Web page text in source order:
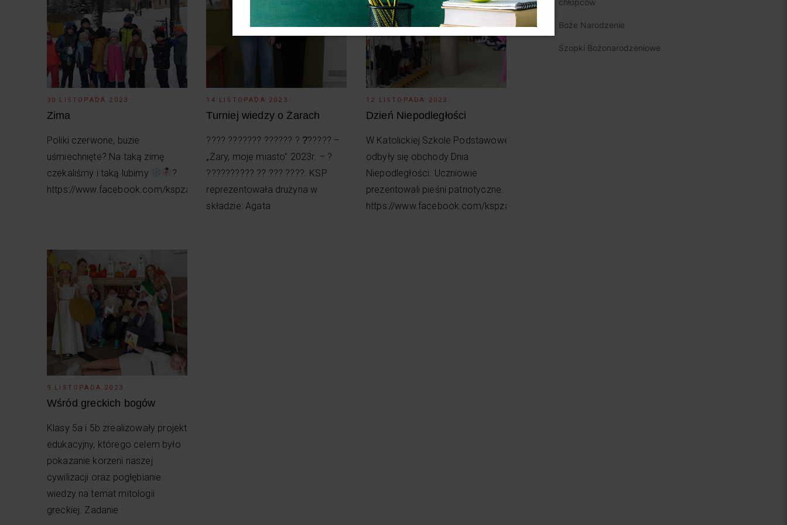
30 LISTOPADA 2023
Zima
Poliki czerwone, buzie
uśmiechnięte?.Na taką zimę
czekaliśmy i taką lubimy
?
https://www.facebook.com/kspzary
14 LISTOPADA 2023
Turniej wiedzy o Żarach
???? ??????? ?????? ? ?̇????? –
„Żary, moje miasto” 2023r. – ?
?????????? ?? ??? ????. KSP
reprezentowała drużyna w
składzie: Agata
12 LISTOPADA 2023
Dzień Niepodległości
W Katolickiej Szkole Podstawowej
odbyły się obchody Dnia
Niepodległości. Uczniowie
prezentowali pieśni patriotyczne.
https://www.facebook.com/kspzary
9 LISTOPADA 2023
Wśród greckich bogów
Klasy 5a i 5b zrealizowały projekt
edukacyjny, którego celem było
pokazanie korzeni naszej
cywilizacji oraz pogłębianie
wiedzy na temat mitologii
greckiej. Zadanie
Boże Narodzenie
Szopki Bożonarodzeniowe